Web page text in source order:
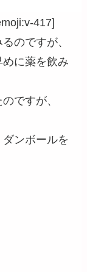
417]
のですが、
に薬を飲み
ですが、
ンボールを